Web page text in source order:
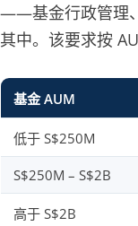
——基金行政管理
其中。该要求按
基金 AUM
低于 S$250M
S$250M – S$2B
高于 S$2B